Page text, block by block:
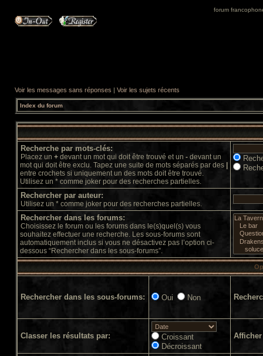
forum
Voir les messages sans réponses | Voir les sujets récents
Index du forum
Recherche par mots-clés:
Placez un + devant un mot qui doit être trouvé et un - devant un
mot qui doit être exclu. Tapez une suite de mots séparés par des
entre crochets si uniquement un des mots doit être trouvé.
Utilisez un * comme joker pour des recherches partielles.
Rechercher par auteur:
Utilisez un * comme joker pour des recherches partielles.
Rechercher dans les forums:
Choisissez le forum ou les forums dans le(s)quel(s) vous
souhaitez effectuer une recherche. Les sous-forums sont
automatiquement inclus si vous ne désactivez pas l’option ci-
dessous “Rechercher dans les sous-forums”.
Rechercher dans les sous-forums: Oui Non
Classer les résultats par:
Croissant
Décroissant